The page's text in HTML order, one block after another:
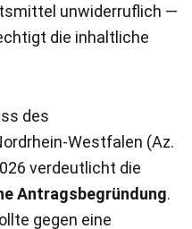
unwiderruflich —
die inhaltliche
des
Westfalen (Az.
verdeutlicht die
Antragsbegründung.
gegen eine